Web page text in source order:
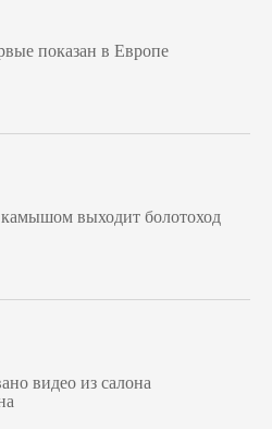
показан в Европе
выходит болотоход
видео из салона